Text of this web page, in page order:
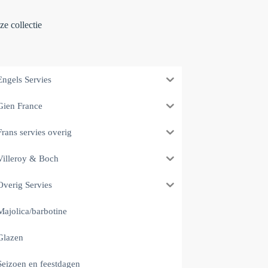
collectie
Servies
France
servies overig
& Boch
Servies
barbotine
en feestdagen